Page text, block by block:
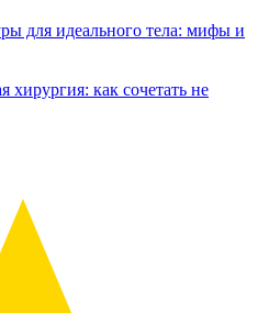
для идеального тела: мифы и
хирургия: как сочетать не